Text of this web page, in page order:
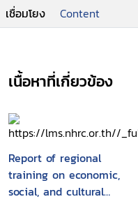
เชื่อมโยง Content
เนื้อหาที่เกี่ยวข้อง
Report of regional
training on economic,
social, and cultural